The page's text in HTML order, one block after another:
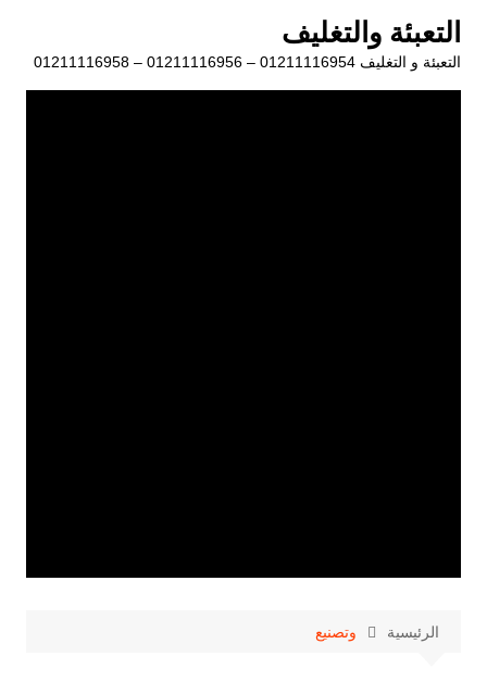
المحتوى
التعبئة والتغليف
التعبئة و التغليف 01211116954 – 01211116956 – 01211116958
الرئيسية وتصنيع